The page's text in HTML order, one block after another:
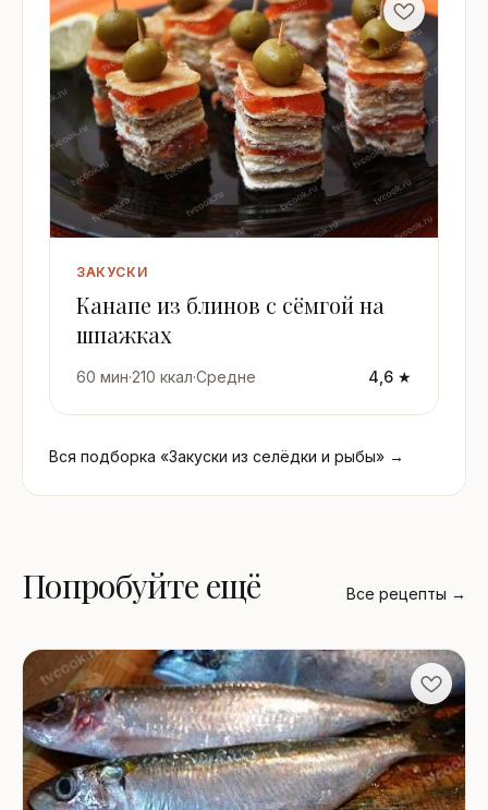
ЗАКУСКИ
Канапе из блинов с сёмгой на
шпажках
60 мин·210 ккал·Средне 4,6 ★
Вся подборка «Закуски из селёдки и рыбы» →
Попробуйте ещё Все рецепты →